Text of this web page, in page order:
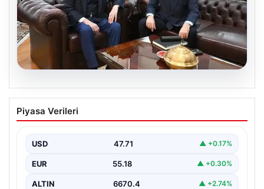
‘Çerçeve Yasa’ya imza atmayan tek
MHP’li vekilden çarpıcı paylaşım
Piyasa Verileri
USD 47.71 ▲ +0.17%
EUR 55.18 ▲ +0.30%
ALTIN 6670.4 ▲ +2.74%